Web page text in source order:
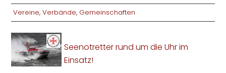
Vereine, Verbände, Gemeinschaften
Seenotretter rund um die Uhr im
Einsatz!